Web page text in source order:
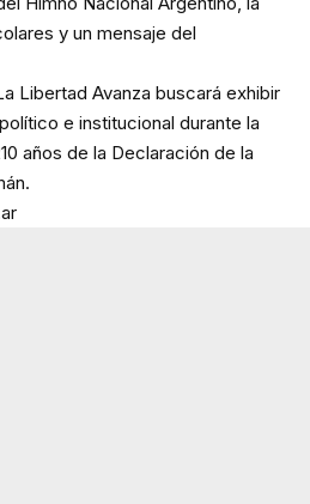
y un mensaje del
Libertad Avanza buscará exhibir
e institucional durante la
años de la Declaración de la